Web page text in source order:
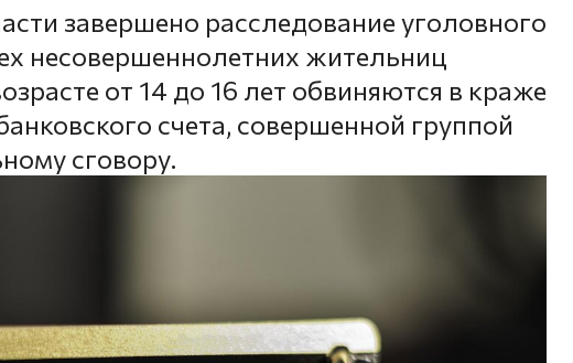
завершено расследование уголовного
несовершеннолетних жительниц
от 14 до 16 лет обвиняются в краже
счета, совершенной группой
сговору.